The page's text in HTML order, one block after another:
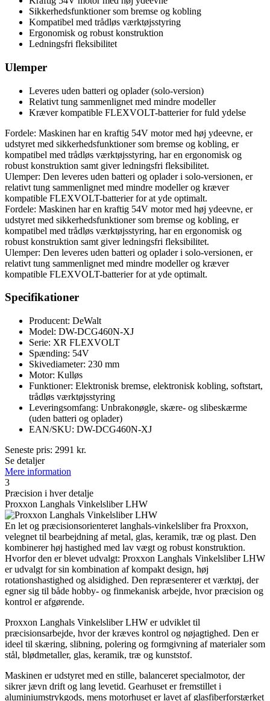
Sikkerhedsfunktioner som bremse og kobling
Kompatibel med trådløs værktøjsstyring
Ergonomisk og robust konstruktion
Ledningsfri fleksibilitet
Ulemper
Leveres uden batteri og oplader (solo-version)
Relativt tung sammenlignet med mindre modeller
Kræver kompatible FLEXVOLT-batterier for fuld ydelse
Fordele: Maskinen har en kraftig 54V motor med høj ydeevne, er
udstyret med sikkerhedsfunktioner som bremse og kobling, er
kompatibel med trådløs værktøjsstyring, har en ergonomisk og
robust konstruktion samt giver ledningsfri fleksibilitet.
Ulemper: Den leveres uden batteri og oplader i solo-versionen, er
relativt tung sammenlignet med mindre modeller og kræver
kompatible FLEXVOLT-batterier for at yde optimalt.
Fordele: Maskinen har en kraftig 54V motor med høj ydeevne, er
udstyret med sikkerhedsfunktioner som bremse og kobling, er
kompatibel med trådløs værktøjsstyring, har en ergonomisk og
robust konstruktion samt giver ledningsfri fleksibilitet.
Ulemper: Den leveres uden batteri og oplader i solo-versionen, er
relativt tung sammenlignet med mindre modeller og kræver
kompatible FLEXVOLT-batterier for at yde optimalt.
Specifikationer
Producent: DeWalt
Model: DW-DCG460N-XJ
Serie: XR FLEXVOLT
Spænding: 54V
Skivediameter: 230 mm
Motor: Kulløs
Funktioner: Elektronisk bremse, elektronisk kobling, softstart,
trådløs værktøjsstyring
Leveringsomfang: Unbrakonøgle, skære- og slibeskærme
(uden batteri og oplader)
EAN/SKU: DW-DCG460N-XJ
Seneste pris: 2991 kr.
Se detaljer
Mere information
3
Præcision i hver detalje
Proxxon Langhals Vinkelsliber LHW
En let og præcisionsorienteret langhals-vinkelsliber fra Proxxon,
velegnet til bearbejdning af metal, glas, keramik, træ og plast. Den
kombinerer høj hastighed med lav vægt og robust konstruktion.
Hvorfor den er blevet udvalgt: Proxxon Langhals Vinkelsliber LHW
er udvalgt for sin kombination af kompakt design, høj
rotationshastighed og alsidighed. Den repræsenterer et værktøj, der
egner sig til både hobby- og finmekanisk arbejde, hvor præcision og
kontrol er afgørende.
Proxxon Langhals Vinkelsliber LHW er udviklet til
præcisionsarbejde, hvor der kræves kontrol og nøjagtighed. Den er
ideel til skæring, slibning, polering og formgivning af materialer som
stål, blødmetaller, glas, keramik, træ og kunststof.
Maskinen er udstyret med en stille, balanceret specialmotor, der
sikrer jævn drift og lang levetid. Gearhuset er fremstillet i
aluminiumstrykgods, mens motorhuset er lavet af glasfiberforstærket